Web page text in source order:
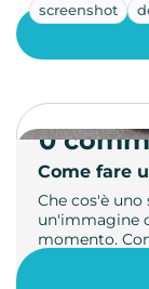
screenshot
Come fare
Che cos'è
un'immagine
momento.
0